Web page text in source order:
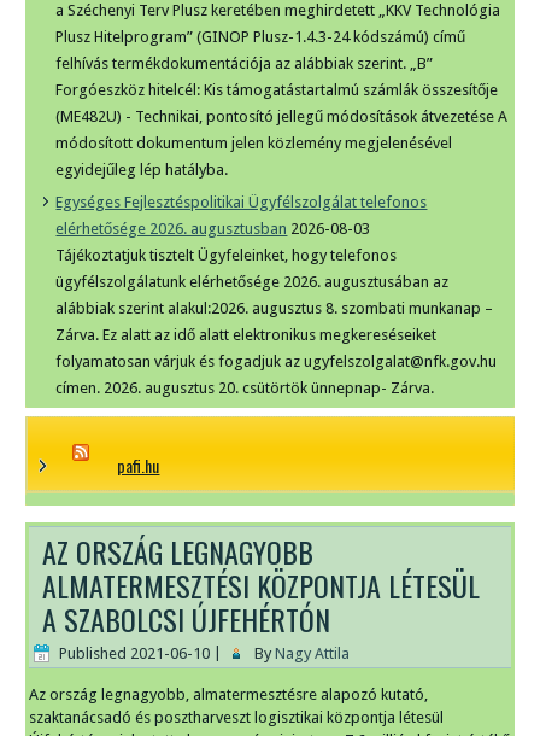
a Széchenyi Terv Plusz keretében meghirdetett „KKV Technológia
Plusz Hitelprogram” (GINOP Plusz-1.4.3-24 kódszámú) című
felhívás termékdokumentációja az alábbiak szerint. „B”
Forgóeszköz hitelcél: Kis támogatástartalmú számlák összesítője
(ME482U) - Technikai, pontosító jellegű módosítások átvezetése A
módosított dokumentum jelen közlemény megjelenésével
egyidejűleg lép hatályba.
Egységes Fejlesztéspolitikai Ügyfélszolgálat telefonos
elérhetősége 2026. augusztusban 2026-08-03
Tájékoztatjuk tisztelt Ügyfeleinket, hogy telefonos
ügyfélszolgálatunk elérhetősége 2026. augusztusában az
alábbiak szerint alakul:2026. augusztus 8. szombati munkanap –
Zárva. Ez alatt az idő alatt elektronikus megkereséseiket
folyamatosan várjuk és fogadjuk az ugyfelszolgalat@nfk.gov.hu
címen. 2026. augusztus 20. csütörtök ünnepnap- Zárva.
pafi.hu
AZ ORSZÁG LEGNAGYOBB
ALMATERMESZTÉSI KÖZPONTJA LÉTESÜL
A SZABOLCSI ÚJFEHÉRTÓN
Published 2021-06-10 By Nagy Attila
Az ország legnagyobb, almatermesztésre alapozó kutató,
szaktanácsadó és posztharveszt logisztikai központja létesül